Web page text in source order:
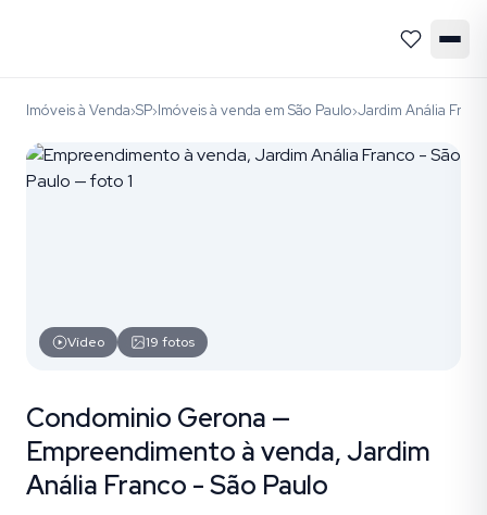
Imóveis à Venda›SP›Imóveis à venda em São Paulo›Jardim Anália
Vídeo 19 fotos
Condominio Gerona —
Empreendimento à venda, Jardim
Anália Franco - São Paulo